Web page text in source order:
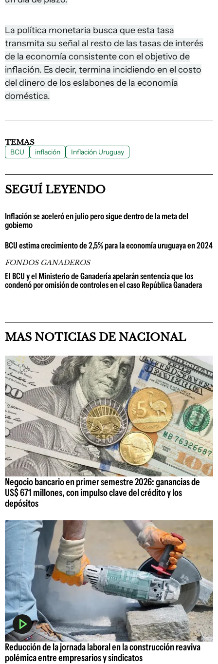
La política monetaria busca que esta tasa
transmita su señal al resto de las tasas de interés
de la economía consistente con el objetivo de
inflación. Es decir, termina incidiendo en el costo
del dinero de los eslabones de la economía
doméstica.
TEMAS
BCU inflación Inflación Uruguay
SEGUÍ LEYENDO
Inflación se aceleró en julio pero sigue dentro de la meta del
gobierno
BCU estima crecimiento de 2,5% para la economía uruguaya en 2024
FONDOS GANADEROS
El BCU y el Ministerio de Ganadería apelarán sentencia que los
condenó por omisión de controles en el caso República Ganadera
MAS NOTICIAS DE NACIONAL
Negocio bancario en primer semestre 2026: ganancias de
US$ 671 millones, con impulso clave del crédito y los
depósitos
Reducción de la jornada laboral en la construcción reaviva
polémica entre empresarios y sindicatos